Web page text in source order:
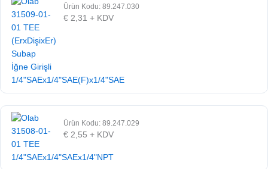
Ürün Kodu: 89.247.030
€ 2,31 + KDV
Ürün Kodu: 89.247.029
€ 2,55 + KDV